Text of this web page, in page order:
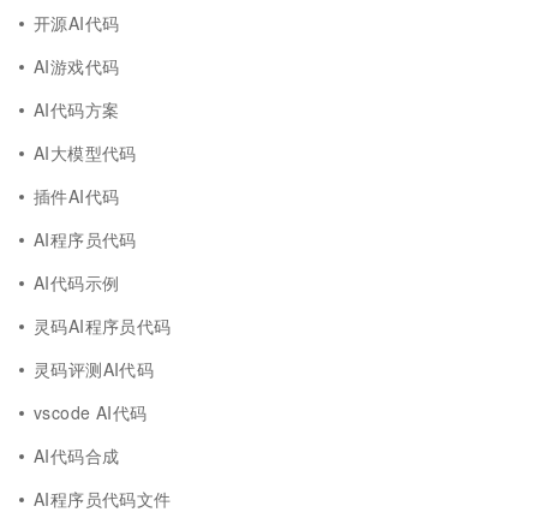
开源AI代码
AI游戏代码
AI代码方案
AI大模型代码
插件AI代码
AI程序员代码
AI代码示例
灵码AI程序员代码
灵码评测AI代码
vscode AI代码
AI代码合成
AI程序员代码文件